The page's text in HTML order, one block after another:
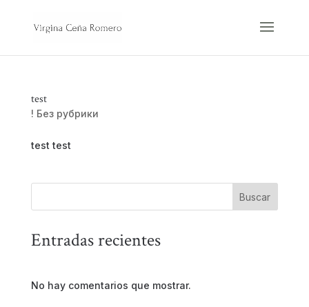
test
! Без рубрики
test test
Buscar
Entradas recientes
No hay comentarios que mostrar.